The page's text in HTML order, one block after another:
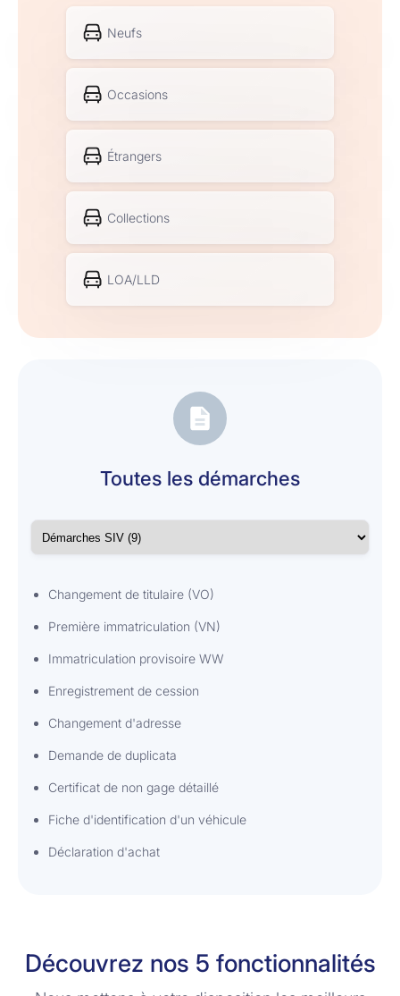
Neufs
Occasions
Étrangers
Collections
LOA/LLD
Toutes les démarches
Changement de titulaire (VO)
Première immatriculation (VN)
Immatriculation provisoire WW
Enregistrement de cession
Changement d'adresse
Demande de duplicata
Certificat de non gage détaillé
Fiche d'identification d'un véhicule
Déclaration d'achat
Découvrez nos 5 fonctionnalités